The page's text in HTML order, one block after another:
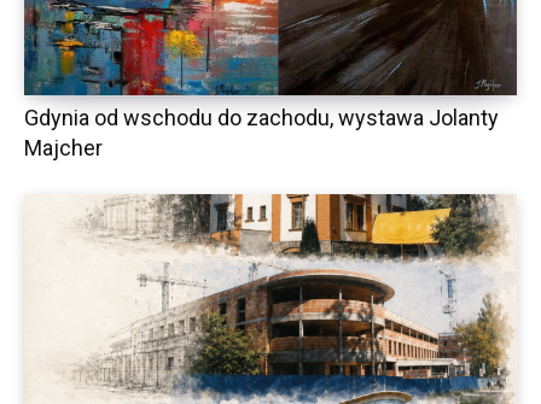
Gdynia od wschodu do zachodu, wystawa Jolanty
Majcher